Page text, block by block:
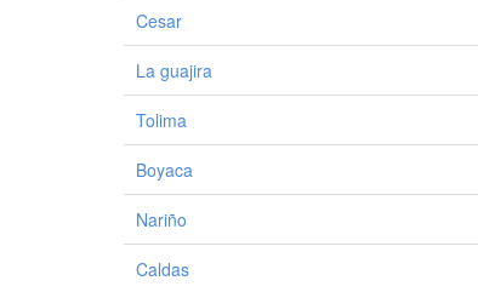
Cesar
La guajira
Tolima
Boyaca
Nariño
Caldas